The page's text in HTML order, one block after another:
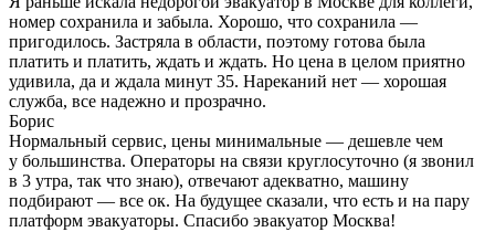
номер сохранила и забыла. Хорошо, что сохранила —
пригодилось. Застряла в области, поэтому готова была
платить и платить, ждать и ждать. Но цена в целом приятно
удивила, да и ждала минут 35. Нареканий нет — хорошая
служба, все надежно и прозрачно.
Борис
Нормальный сервис, цены минимальные — дешевле чем
у большинства. Операторы на связи круглосуточно (я звонил
в 3 утра, так что знаю), отвечают адекватно, машину
подбирают — все ок. На будущее сказали, что есть и на пару
платформ эвакуаторы. Спасибо эвакуатор Москва!